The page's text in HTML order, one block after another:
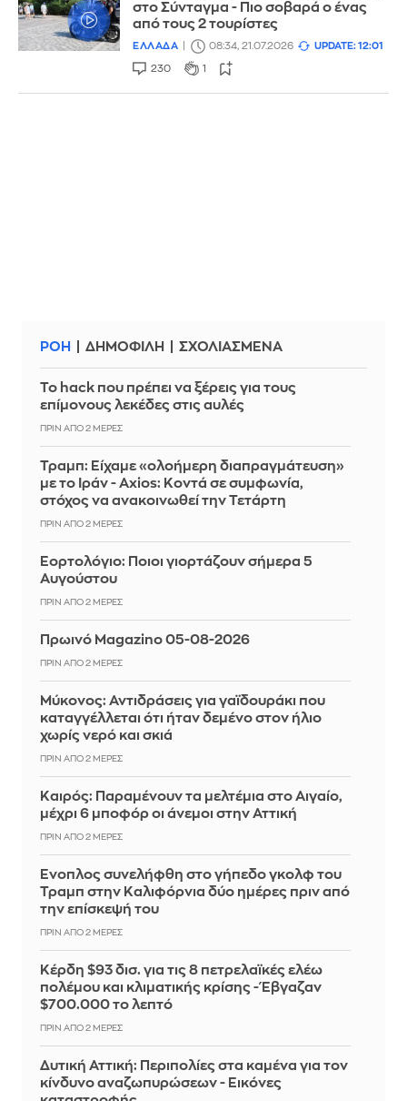
στο Σύνταγμα - Πιο σοβαρά ο ένας
από τους 2 τουρίστες
ΕΛΛΑΔΑ 08:34, 21.07.2026 UPDATE: 12:01
230 1
ΡΟΗ ΔΗΜΟΦΙΛΗ ΣΧΟΛΙΑΣΜΕΝΑ
Το hack που πρέπει να ξέρεις για τους
επίμονους λεκέδες στις αυλές
ΠΡΙΝ ΑΠΌ 2 ΜΈΡΕΣ
Τραμπ: Είχαμε «ολοήμερη διαπραγμάτευση»
με το Ιράν - Axios: Κοντά σε συμφωνία,
στόχος να ανακοινωθεί την Τετάρτη
ΠΡΙΝ ΑΠΌ 2 ΜΈΡΕΣ
Εορτολόγιο: Ποιοι γιορτάζουν σήμερα 5
Αυγούστου
ΠΡΙΝ ΑΠΌ 2 ΜΈΡΕΣ
Πρωινό Magazino 05-08-2026
ΠΡΙΝ ΑΠΌ 2 ΜΈΡΕΣ
Μύκονος: Αντιδράσεις για γαϊδουράκι που
καταγγέλλεται ότι ήταν δεμένο στον ήλιο
χωρίς νερό και σκιά
ΠΡΙΝ ΑΠΌ 2 ΜΈΡΕΣ
Καιρός: Παραμένουν τα μελτέμια στο Αιγαίο,
μέχρι 6 μποφόρ οι άνεμοι στην Αττική
ΠΡΙΝ ΑΠΌ 2 ΜΈΡΕΣ
Ένοπλος συνελήφθη στο γήπεδο γκολφ του
Τραμπ στην Καλιφόρνια δύο ημέρες πριν από
την επίσκεψή του
ΠΡΙΝ ΑΠΌ 2 ΜΈΡΕΣ
Κέρδη $93 δισ. για τις 8 πετρελαϊκές ελέω
πολέμου και κλιματικής κρίσης - Έβγαζαν
$700.000 το λεπτό
ΠΡΙΝ ΑΠΌ 2 ΜΈΡΕΣ
Δυτική Αττική: Περιπολίες στα καμένα για τον
κίνδυνο αναζωπυρώσεων - Εικόνες